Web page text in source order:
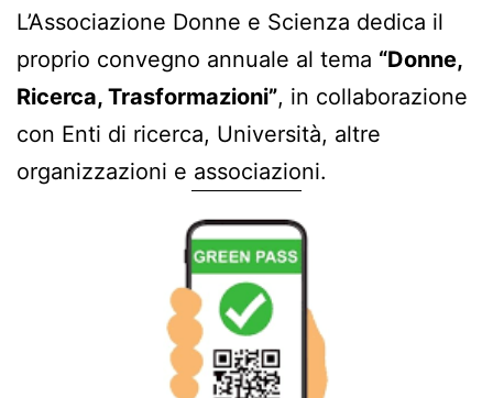
L’Associazione Donne e Scienza dedica il
proprio convegno annuale al tema “Donne,
Ricerca, Trasformazioni”, in collaborazione
con Enti di ricerca, Università, altre
organizzazioni e associazioni.